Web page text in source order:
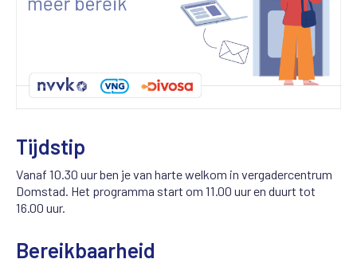
Tijdstip
Vanaf 10.30 uur ben je van harte welkom in vergadercentrum
Domstad. Het programma start om 11.00 uur en duurt tot
16.00 uur.
Bereikbaarheid